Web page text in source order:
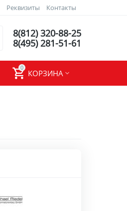
Реквизиты Контакты
8(812) 320-88-25
8(495) 281-51-61
0
КОРЗИНА